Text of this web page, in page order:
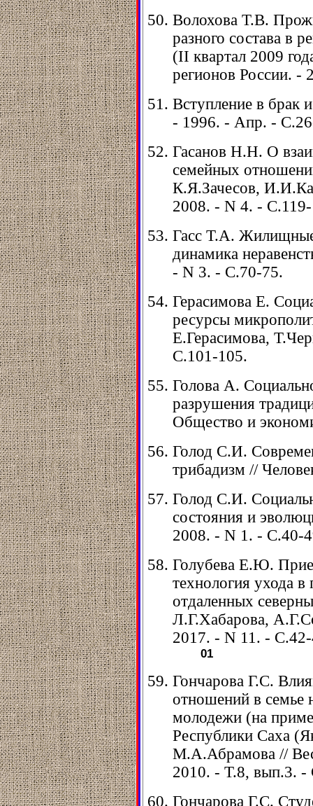
Волохова Т.В.
разного состава в
(II квартал 2009
регионов России.
Вступление в брак
- 1996. - Апр. -
Гасанов Н.Н. О
семейных
К.Я.Зачесов,
2008. - N 4. -
Гасс Т.А.
динамика
- N 3. - С.70-75.
Герасимова Е.
ресурсы
Е.Герасимова,
С.101-105.
Голова А.
разрушения
Общество и
Голод С.И.
трибадизм //
Голод С.И.
состояния и
2008. - N 1. - С.40-
Голубева Е.Ю.
технология ухода в
отдаленных
Л.Г.Хабарова,
2017. - N 11. -
01
Гончарова Г.С.
отношений в семье
молодежи (на
Республики Саха
М.А.Абрамова //
2010. - Т.8, вып.3. -
Гончарова Г.С.